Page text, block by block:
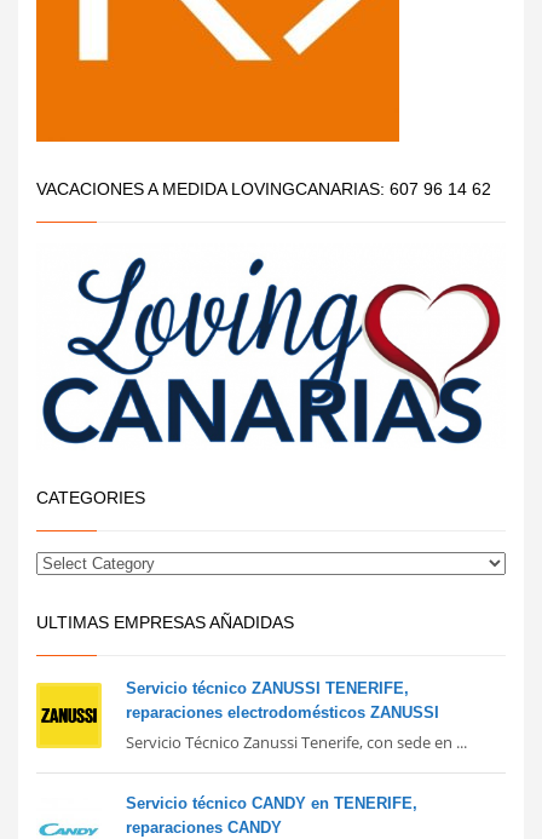
VACACIONES A MEDIDA LOVINGCANARIAS: 607 96 14 62
CATEGORIES
ULTIMAS EMPRESAS AÑADIDAS
Servicio técnico ZANUSSI TENERIFE,
reparaciones electrodomésticos ZANUSSI
Servicio Técnico Zanussi Tenerife, con sede en ...
Servicio técnico CANDY en TENERIFE,
reparaciones CANDY